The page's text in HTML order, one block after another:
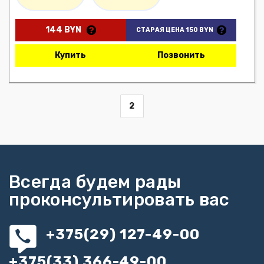
144 BYN СТАРАЯ ЦЕНА 150 BYN
Купить Позвонить
2
Всегда будем рады
проконсультировать вас
+375(29) 127-49-00